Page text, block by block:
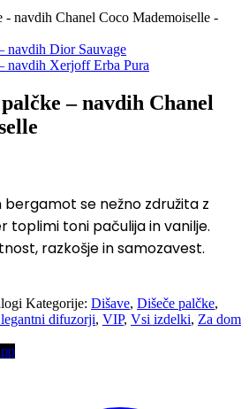
navdih Dior Sauvage
navdih Xerjoff Erba Pura
– navdih Chanel
se nežno združita z
toplimi toni pačulija in vanilje.
razkošje in samozavest.
Kategorije: Dišave, Dišeče palčke,
difuzorji, VIP, Vsi izdelki, Za dom